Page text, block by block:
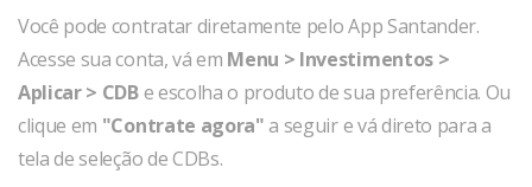
Você pode contratar diretamente pelo App Santander.
Acesse sua conta, vá em Menu > Investimentos >
Aplicar > CDBe escolha o produto de sua preferência. Ou
clique em "Contrate agora"a seguir e vá direto para a
tela de seleção de CDBs.